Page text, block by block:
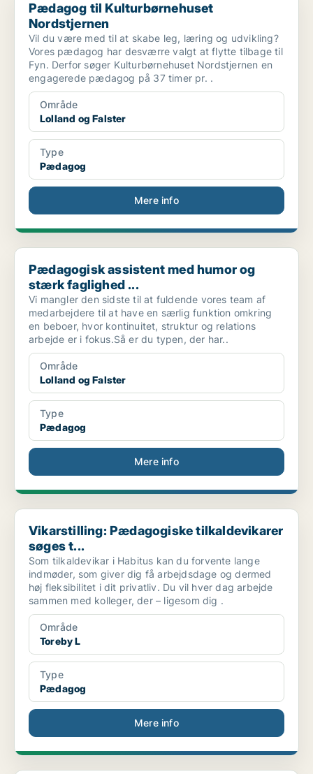
Pædagog til Kulturbørnehuset
Nordstjernen
Vil du være med til at skabe leg, læring og udvikling?
Vores pædagog har desværre valgt at flytte tilbage til
Fyn. Derfor søger Kulturbørnehuset Nordstjernen en
engagerede pædagog på 37 timer pr. .
Område
Lolland og Falster
Type
Pædagog
Mere info
Pædagogisk assistent med humor og stærk faglighed ...
Pædagogisk assistent med humor og
stærk faglighed ...
Vi mangler den sidste til at fuldende vores team af
medarbejdere til at have en særlig funktion omkring
en beboer, hvor kontinuitet, struktur og relations
arbejde er i fokus.Så er du typen, der har..
Område
Lolland og Falster
Type
Pædagog
Mere info
Vikarstilling: Pædagogiske tilkaldevikarer søges t...
Vikarstilling: Pædagogiske tilkaldevikarer
søges t...
Som tilkaldevikar i Habitus kan du forvente lange
indmøder, som giver dig få arbejdsdage og dermed
høj fleksibilitet i dit privatliv. Du vil hver dag arbejde
sammen med kolleger, der – ligesom dig .
Område
Toreby L
Type
Pædagog
Mere info